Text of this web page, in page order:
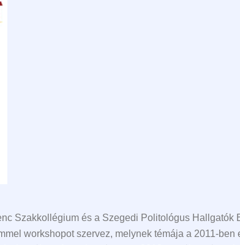
Szakkollégium és a Szegedi Politológus Hallgatók
workshopot szervez, melynek témája a 2011-